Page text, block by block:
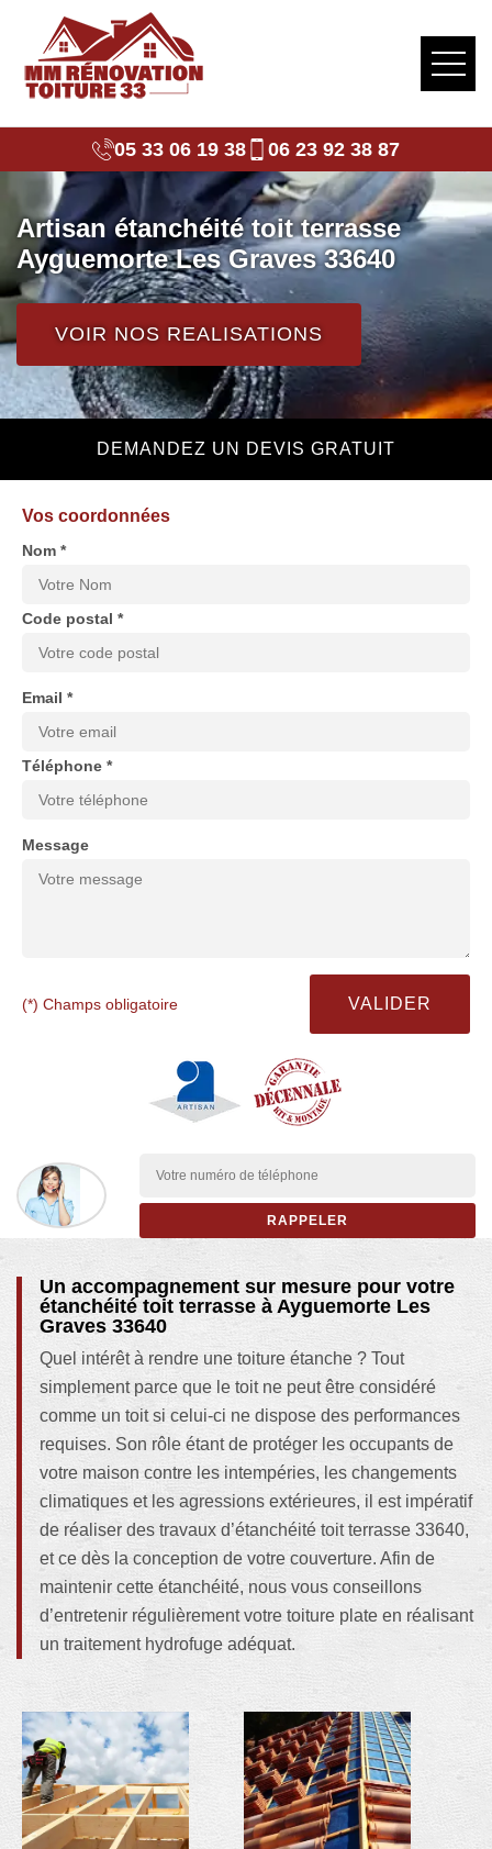
05 33 06 19 38 06 23 92 38 87
Artisan étanchéité toit terrasse
Ayguemorte Les Graves 33640
VOIR NOS REALISATIONS
DEMANDEZ UN DEVIS GRATUIT
Vos coordonnées
Nom *
Code postal *
Email *
Téléphone *
Message
(*) Champs obligatoire
Un accompagnement sur mesure pour votre
étanchéité toit terrasse à Ayguemorte Les
Graves 33640
Quel intérêt à rendre une toiture étanche ? Tout
simplement parce que le toit ne peut être considéré
comme un toit si celui-ci ne dispose des performances
requises. Son rôle étant de protéger les occupants de
votre maison contre les intempéries, les changements
climatiques et les agressions extérieures, il est impératif
de réaliser des travaux d’étanchéité toit terrasse 33640,
et ce dès la conception de votre couverture. Afin de
maintenir cette étanchéité, nous vous conseillons
d’entretenir régulièrement votre toiture plate en réalisant
un traitement hydrofuge adéquat.